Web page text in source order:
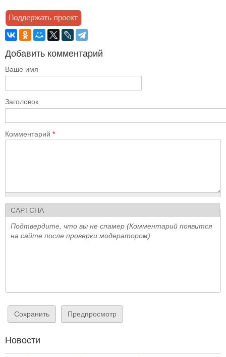
Добавить комментарий
Ваше имя
Заголовок
Комментарий *
CAPTCHA
Подтвердите, что вы не спамер (Комментарий появится
на сайте после проверки модератором)
Новости